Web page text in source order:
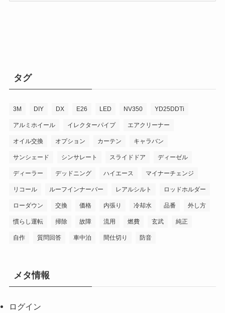
タグ
3M DIY DX E26 LED NV350 YD25DDTi
アルミホイール イレクターパイプ エアクリーナー
オイル交換 オプション カーテン キャラバン
サンシェード シンサレート スライドドア ディーゼル
ディーラー デッドニング ハイエース マイナーチェンジ
リコール ルーフインナーバー レアルシルト ロッドホルダー
ローダウン 交換 価格 内張り 冷却水 品番 外し方
慣らし運転 掃除 故障 流用 燃費 玄武 純正
自作 質問回答 車中泊 間仕切り 防音
メタ情報
ログイン